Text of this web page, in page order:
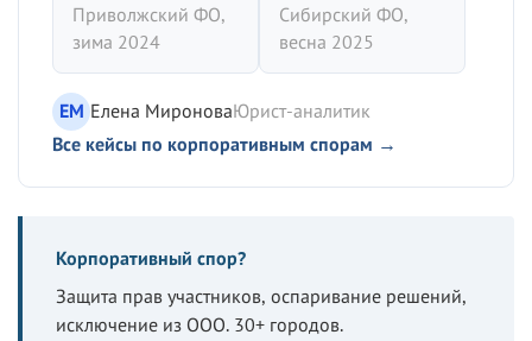
Приволжский ФО,
зима 2024
Сибирский ФО,
весна 2025
ЕМ Елена МироноваЮрист-аналитик
Все кейсы по корпоративным спорам →
Корпоративный спор?
Защита прав участников, оспаривание решений,
исключение из ООО. 30+ городов.